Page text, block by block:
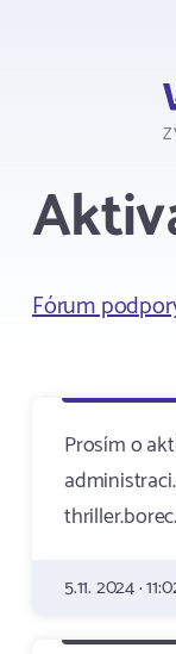
Fórum
Prosím o
5.11. 2024 ·